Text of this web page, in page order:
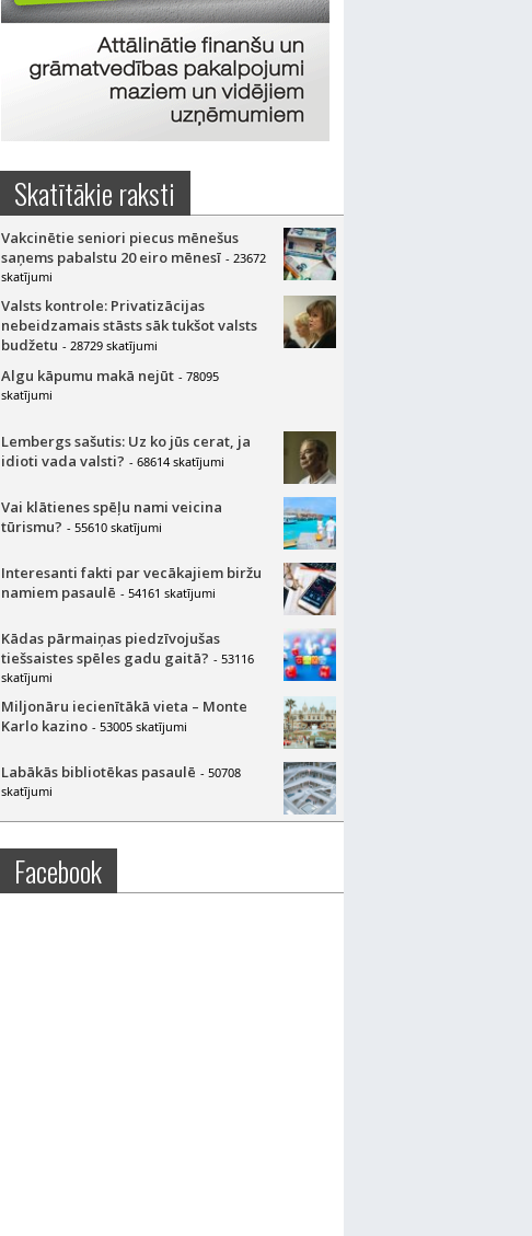
Skatītākie raksti
Vakcinētie seniori piecus mēnešus
saņems pabalstu 20 eiro mēnesī - 23672
skatījumi
Valsts kontrole: Privatizācijas
nebeidzamais stāsts sāk tukšot valsts
budžetu - 28729 skatījumi
Algu kāpumu makā nejūt - 78095
skatījumi
Lembergs sašutis: Uz ko jūs cerat, ja
idioti vada valsti? - 68614 skatījumi
Vai klātienes spēļu nami veicina
tūrismu? - 55610 skatījumi
Interesanti fakti par vecākajiem biržu
namiem pasaulē - 54161 skatījumi
Kādas pārmaiņas piedzīvojušas
tiešsaistes spēles gadu gaitā? - 53116
skatījumi
Miljonāru iecienītākā vieta – Monte
Karlo kazino - 53005 skatījumi
Labākās bibliotēkas pasaulē - 50708
skatījumi
Facebook